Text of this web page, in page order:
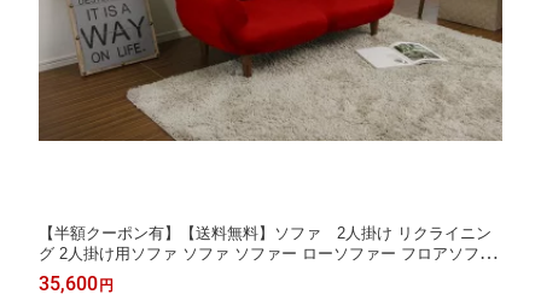
【半額クーポン有】【送料無料】ソファ 2人掛け リクライニン
グ 2人掛け用ソファ ソファ ソファー ローソファー フロアソファ
ー リクライニング リクライニングソファ 二人掛け 二人がけソフ
ァ ソファー 北欧 国産 a616【沖縄・離島へは配送できません】
35,600 円